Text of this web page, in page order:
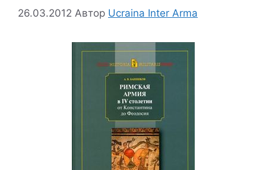
26.03.2012 Автор Ucraina Inter Arma